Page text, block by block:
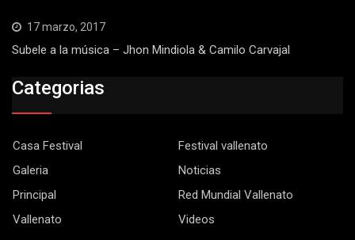
17 marzo, 2017
Subele a la música – Jhon Mindiola & Camilo Carvajal
Categorias
Casa Festival
Festival vallenato
Galeria
Noticias
Principal
Red Mundial Vallenato
Vallenato
Videos